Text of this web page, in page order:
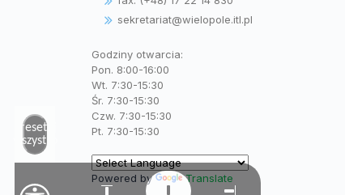
sekretariat@wielopole.itl.pl
Godziny otwarcia:
Pon. 8:00-16:00
Wt. 7:30-15:30
Śr. 7:30-15:30
Czw. 7:30-15:30
Pt. 7:30-15:30
Powered by Translate
Zresetuj
wszystko